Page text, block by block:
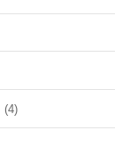
(4)